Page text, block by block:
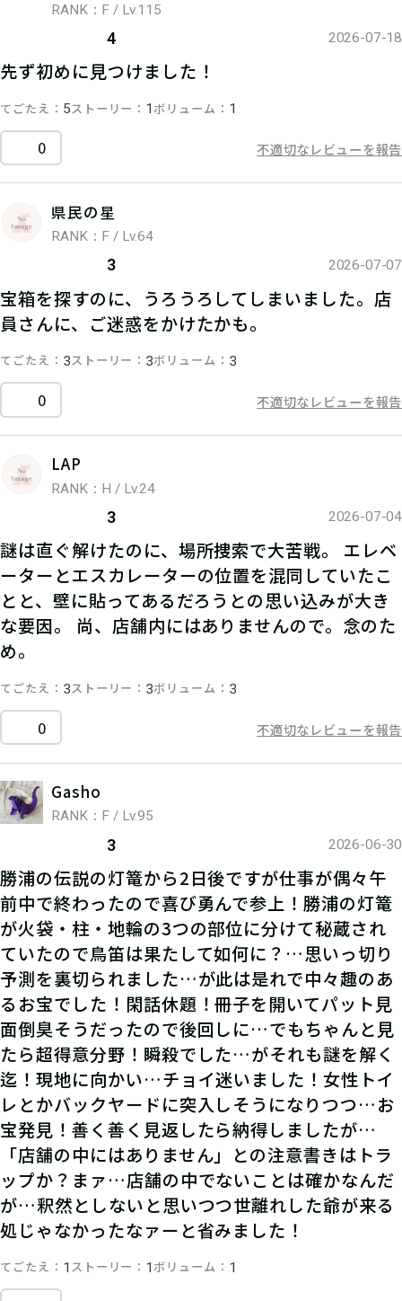
RANK：F / Lv.115
4 2026-07-18
先ず初めに見つけました！
てごたえ 5ストーリー 1 ボリューム 1
0 不適切なレビューを報告
県民の星
RANK：F / Lv.64
3 2026-07-07
宝箱を探すのに、うろうろしてしまいました。店
員さんに、ご迷惑をかけたかも。
てごたえ 3ストーリー 3ボリューム 3
0 不適切なレビューを報告
LAP
RANK：H / Lv.24
3 2026-07-04
謎は直ぐ解けたのに、場所捜索で大苦戦。 エレベ
ーターとエスカレーターの位置を混同していたこ
とと、壁に貼ってあるだろうとの思い込みが大き
な要因。 尚、店舗内にはありませんので。念のた
め。
てごたえ 3ストーリー 3ボリューム 3
0 不適切なレビューを報告
Gasho
RANK：F / Lv.95
3 2026-06-30
勝浦の伝説の灯篭から2日後ですが仕事が偶々午
前中で終わったので喜び勇んで参上！勝浦の灯篭
が火袋・柱・地輪の3つの部位に分けて秘蔵され
ていたので鳥笛は果たして如何に？…思いっ切り
予測を裏切られました…が此は是れで中々趣のあ
るお宝でした！閑話休題！冊子を開いてパット見
面倒臭そうだったので後回しに…でもちゃんと見
たら超得意分野！瞬殺でした…がそれも謎を解く
迄！現地に向かい…チョイ迷いました！女性トイ
レとかバックヤードに突入しそうになりつつ…お
宝発見！善く善く見返したら納得しましたが…
「店舗の中にはありません」との注意書きはトラ
ップか？まァ…店舗の中でないことは確かなんだ
が…釈然としないと思いつつ世離れした爺が来る
処じゃなかったなァーと省みました！
てごたえ 1 ストーリー 1 ボリューム 1